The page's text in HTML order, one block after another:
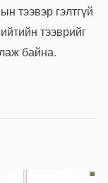
тээвэр гэлтгүй
тээврийг
байна.